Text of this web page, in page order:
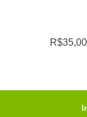
R$35,00